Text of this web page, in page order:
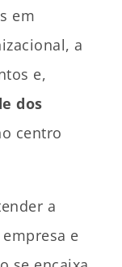
em
a
e,
dos
centro
a
e